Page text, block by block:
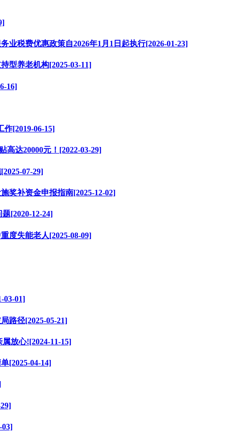
业税费优惠政策自2026年1月1日起执行[2026-01-23]
型养老机构[2025-03-11]
16]
[2019-06-15]
达20000元！[2022-03-29]
07-29]
奖补资金申报指南[2025-12-02]
[2020-12-24]
度失能老人[2025-08-09]
03-01]
路径[2025-05-21]
放心![2024-11-15]
[2025-04-14]
03]